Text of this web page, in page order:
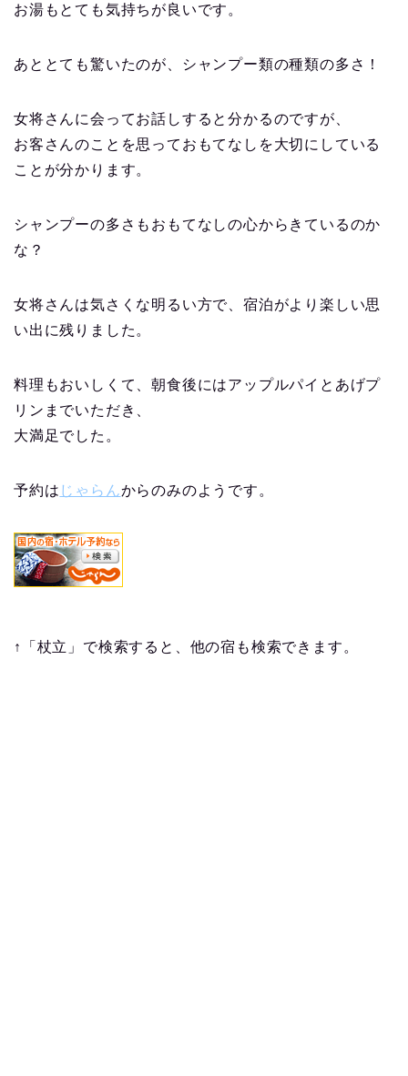
お湯もとても気持ちが良いです。
あととても驚いたのが、シャンプー類の種類の多さ！
女将さんに会ってお話しすると分かるのですが、
お客さんのことを思っておもてなしを大切にしている
ことが分かります。
シャンプーの多さもおもてなしの心からきているのか
な？
女将さんは気さくな明るい方で、宿泊がより楽しい思
い出に残りました。
料理もおいしくて、朝食後にはアップルパイとあげプ
リンまでいただき、
大満足でした。
予約は じゃらんからのみのようです。
↑「杖立」で検索すると、他の宿も検索できます。